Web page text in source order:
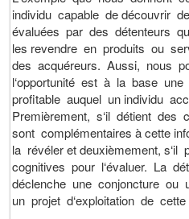
individu capable de découvrir
évaluées par des détenteurs
les revendre en produits ou
des acquéreurs. Aussi, nous
l‘opportunité est à la base une
profitable auquel un individu
Premièrement, s‘il détient des
sont complémentaires à cette
la révéler et deuxièmement,
cognitives pour l‘évaluer. La
déclenche une conjoncture ou
un projet d‘exploitation de cette